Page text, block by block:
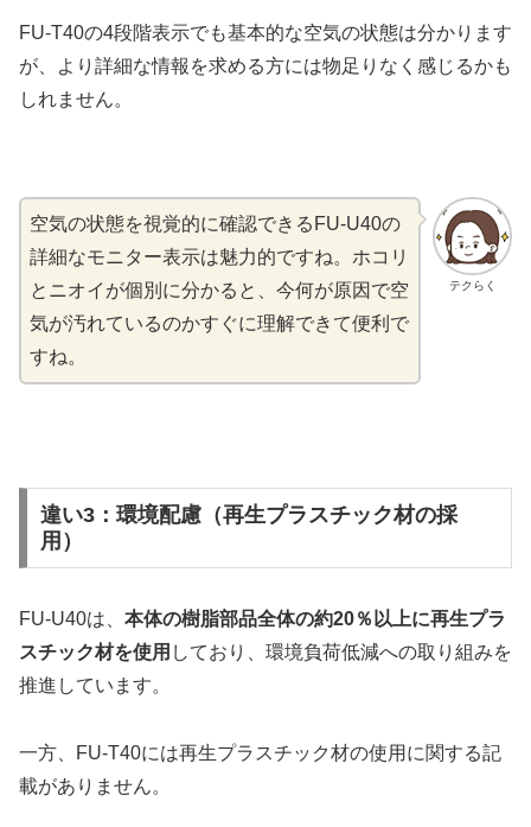
FU-T40の4段階表示でも基本的な空気の状態は分かります
が、より詳細な情報を求める方には物足りなく感じるかも
しれません。
テクらく
空気の状態を視覚的に確認できるFU-U40の
詳細なモニター表示は魅力的ですね。ホコリ
とニオイが個別に分かると、今何が原因で空
気が汚れているのかすぐに理解できて便利で
すね。
違い3：環境配慮（再生プラスチック材の採
用）
FU-U40は、 本体の樹脂部品全体の約20％以上に再生プラ
スチック材を使用 しており、環境負荷低減への取り組みを
推進しています。
一方、FU-T40には再生プラスチック材の使用に関する記
載がありません。